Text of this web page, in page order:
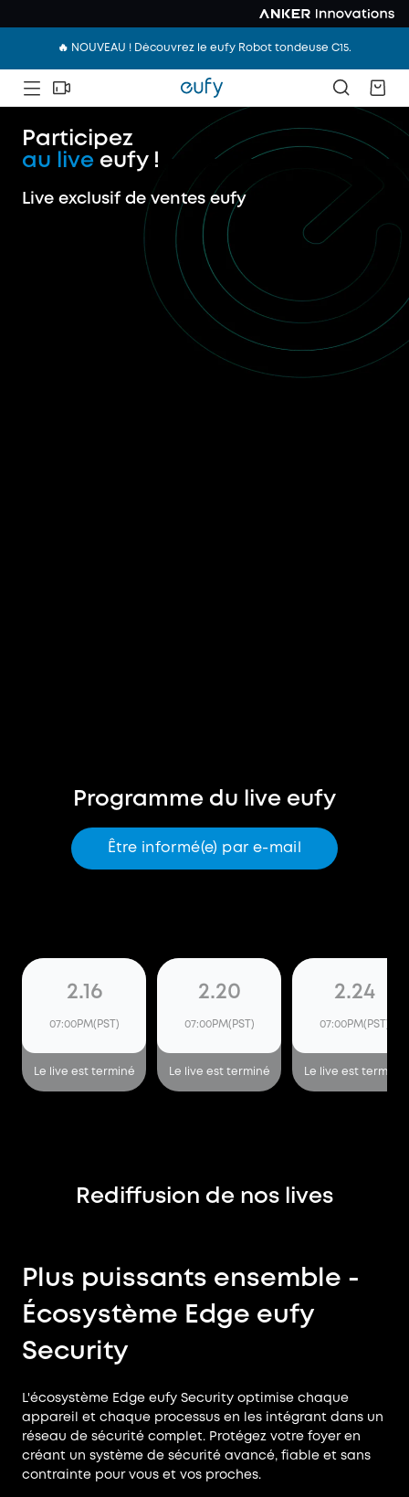
🔥 NOUVEAU ! Découvrez le eufy Robot tondeuse C15.
Participez
au live eufy !
Live exclusif de ventes eufy
Programme du live eufy
Être informé(e) par e-mail
2.16
07:00PM(PST)
Le live est terminé
2.20
07:00PM(PST)
Le live est terminé
2.24
07:00PM(PST)
Le live est terminé
Rediffusion de nos lives
Plus puissants ensemble -
Écosystème Edge eufy
Security
L'écosystème Edge eufy Security optimise chaque
appareil et chaque processus en les intégrant dans un
réseau de sécurité complet. Protégez votre foyer en
créant un système de sécurité avancé, fiable et sans
contrainte pour vous et vos proches.